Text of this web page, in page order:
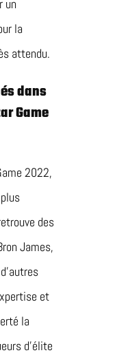
un
la
attendu.
dans
Game
2022,
des
James,
et
la
d’élite